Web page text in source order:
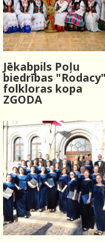
Jēkabpils Poļu
biedrības "Rodacy"
folkloras kopa
ZGODA